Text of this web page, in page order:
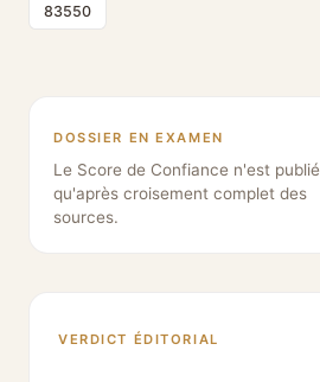
83550
DOSSIER EN EXAMEN
Le Score de Confiance n'est publié
qu'après croisement complet des
sources.
VERDICT ÉDITORIAL